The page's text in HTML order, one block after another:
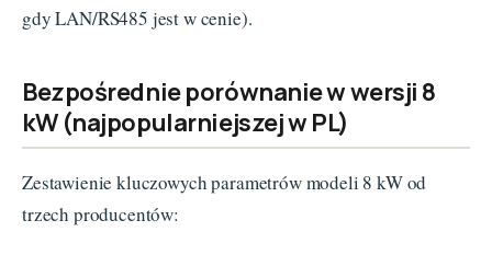
gdy LAN/RS485 jest w cenie).
Bezpośrednie porównanie w wersji 8
kW (najpopularniejszej w PL)
Zestawienie kluczowych parametrów modeli 8 kW od
trzech producentów: